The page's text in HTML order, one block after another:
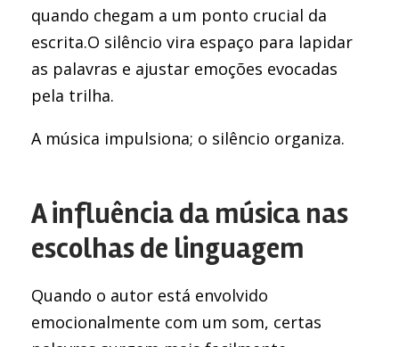
quando chegam a um ponto crucial da
escrita.O silêncio vira espaço para lapidar
as palavras e ajustar emoções evocadas
pela trilha.
A música impulsiona; o silêncio organiza.
A influência da música nas
escolhas de linguagem
Quando o autor está envolvido
emocionalmente com um som, certas